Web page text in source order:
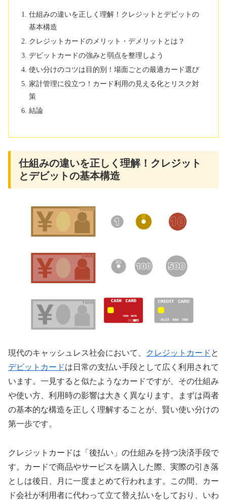
仕組みの違いを正しく理解！クレジットとデビットの
基本構造
クレジットカードのメリット・デメリットとは？
デビットカードの強みと弱点を整理しよう
使い分けのコツは目的別！場面ごとの最適カード選び
家計管理に役立つ！カード利用の見える化とリスク対
策
結論
仕組みの違いを正しく理解！クレジット
とデビットの基本構造
現代のキャッシュレス社会において、 クレジットカード と
デビットカードは日常の支払い手段として広く利用されて
います。一見すると似たようなカードですが、その仕組み
や使い方、利用時の影響は大きく異なります。まずは両者
の基本的な構造を正しく理解することが、賢い使い分けの
第一歩です。
クレジットカードは「後払い」の仕組みを持つ決済手段で
す。カードで商品やサービスを購入した際、実際の引き落
としは後日、月に一度まとめて行われます。この間、カー
ド会社が利用者に代わって立て替え払いをしており、いわ